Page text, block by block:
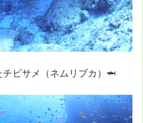
ビサメ（ネムリブカ）🦈